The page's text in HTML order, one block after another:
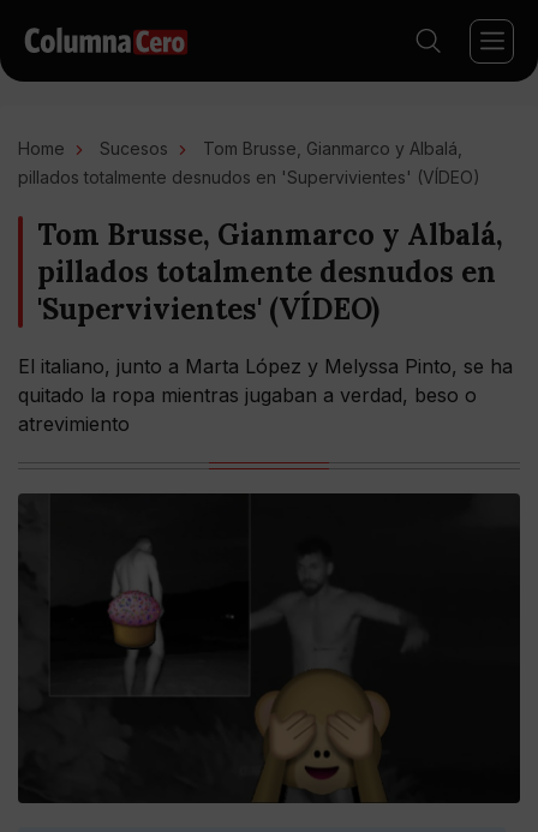
Home Sucesos
Tom Brusse, Gianmarco y Albalá,
pillados totalmente desnudos en 'Supervivientes' (VÍDEO)
Tom Brusse, Gianmarco y Albalá,
pillados totalmente desnudos en
'Supervivientes' (VÍDEO)
El italiano, junto a Marta López y Melyssa Pinto, se ha
quitado la ropa mientras jugaban a verdad, beso o
atrevimiento